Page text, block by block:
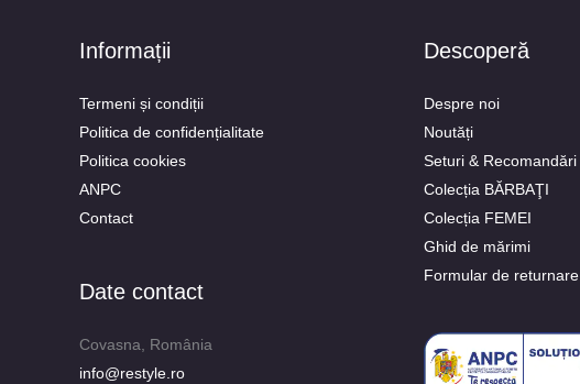
Informații
Termeni și condiții
Politica de confidențialitate
Politica cookies
ANPC
Contact
Date contact
Covasna, România
info@restyle.ro
Descoperă
Despre noi
Noutăți
Seturi & Recomandări
Colecția BĂRBAŢI
Colecția FEMEI
Ghid de mărimi
Formular de returnare